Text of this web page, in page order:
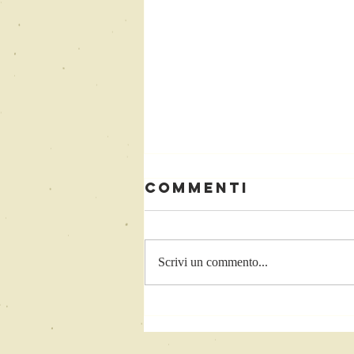
Il Titolo
Commenti
Scrivi un commento...